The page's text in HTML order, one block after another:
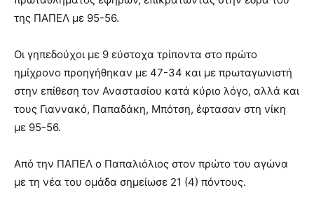
της ΠΑΠΕΛ με 95-56.
Οι γηπεδούχοι με 9 εύστοχα τρίποντα στο πρώτο
ημίχρονο προηγήθηκαν με 47-34 και με πρωταγωνιστή
στην επίθεση τον Αναστασίου κατά κύριο λόγο, αλλά και
τους Γιαννακό, Παπαδάκη, Μπότση, έφτασαν στη νίκη
με 95-56.
Από την ΠΑΠΕΛ ο Παπαλιόλιος στον πρώτο του αγώνα
με τη νέα του ομάδα σημείωσε 21 (4) πόντους.